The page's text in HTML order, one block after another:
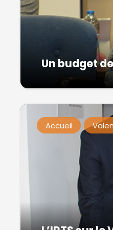
Un budget
Accueil